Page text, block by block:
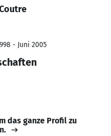
- Juni 2005
das ganze Profil zu